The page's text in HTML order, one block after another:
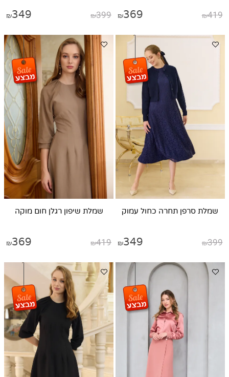
₪419
₪369
₪399
₪349
שמלת סרפן תחרה כחול עמוק
₪399
₪349
שמלת שיפון רגלן חום מוקה
₪419
₪369